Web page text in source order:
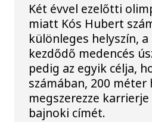
Két évvel ezelőtti
miatt Kós Hubert
különleges helyszín,
kezdődő medencés
pedig az egyik célja,
számában, 200 méter
megszerezze
bajnoki címét.